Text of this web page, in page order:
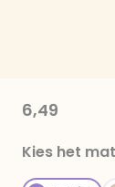
6,49
Kies het